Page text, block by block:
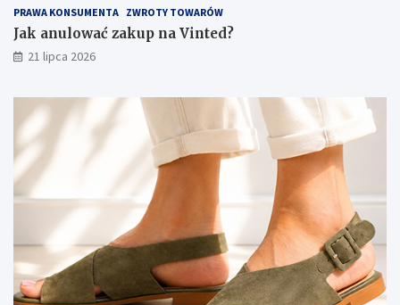
PRAWA KONSUMENTA ZWROTY TOWARÓW
Jak anulować zakup na Vinted?
21 lipca 2026